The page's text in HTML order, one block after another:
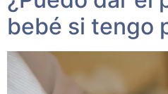
bebé si tengo